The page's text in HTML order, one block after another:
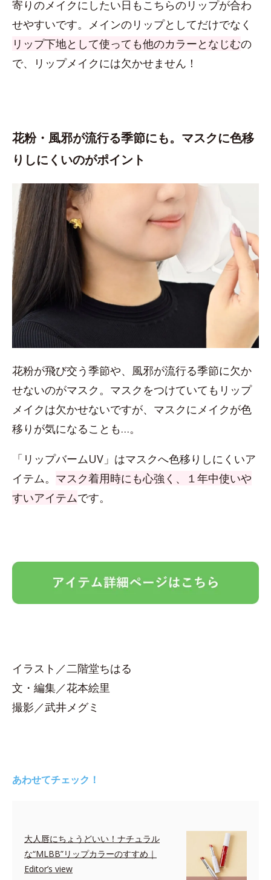
寄りのメイクにしたい日もこちらのリップが合わ
せやすいです。メインのリップとしてだけでなく
リップ下地として使っても他のカラーとなじむの
で、リップメイクには欠かせません！
花粉・風邪が流行る季節にも。マスクに色移
りしにくいのがポイント
花粉が飛び交う季節や、風邪が流行る季節に欠か
せないのがマスク。マスクをつけていてもリップ
メイクは欠かせないですが、マスクにメイクが色
移りが気になることも…。
「リップバームUV」はマスクへ色移りしにくいア
イテム。 マスク着用時にも心強く、１年中使いや
すいアイテムです。
イラスト／二階堂ちはる
文・編集／花本絵里
撮影／武井メグミ
あわせてチェック！
大人唇にちょうどいい！ナチュラル
な“MLBB”リップカラーのすすめ｜
Editor’s view